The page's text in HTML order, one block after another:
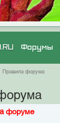
Форумы
Правила форума
форуме